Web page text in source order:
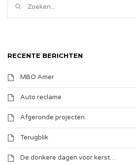
RECENTE BERICHTEN
MBO Amer
Auto reclame
Afgeronde projecten
Terugblik
De donkere dagen voor kerst…